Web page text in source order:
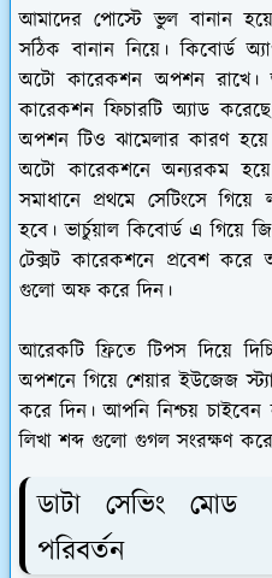
আমাদের পোস্টে ভুল বানান
সঠিক বানান নিয়ে। কিবোর্ড
অটো কারেকশন অপশন
কারেকশন ফিচারটি অ্যাড
অপশন টিও ঝামেলার কারণ
অটো কারেকশনে অন্যরকম
সমাধানে প্রথমে সেটিংসে
হবে। ভার্চুয়াল কিবোর্ড এ গিয়ে
টেক্সট কারেকশনে প্রবেশ
গুলো অফ করে দিন।
আরেকটি ফ্রিতে টিপস দিয়ে
অপশনে গিয়ে শেয়ার ইউজেজ
করে দিন। আপনি নিশ্চয় চাইবেন
লিখা শব্দ গুলো গুগল সংরক্ষণ করে
ডাটা সেভিং মোড |
পরিবর্তন